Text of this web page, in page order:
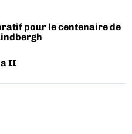
pour le centenaire de
II